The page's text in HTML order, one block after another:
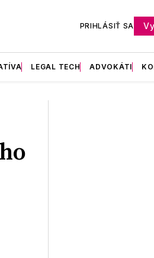
PRIHLÁSIŤ SA
LEGAL TECH ADVOKÁTI